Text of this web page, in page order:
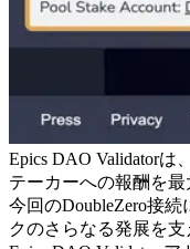
Epics DAO Validator
テーカーへの報酬を最
今回のDoubleZero接
クのさらなる発展を支